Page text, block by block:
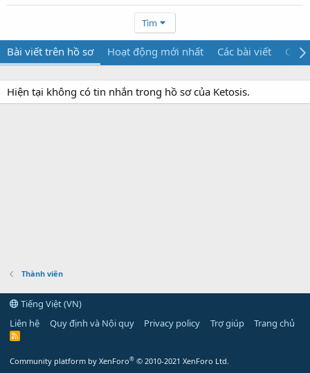
Tìm
Bài viết trên hồ sơ Hoạt động mới nhất Các bài viết Giới
Hiện tại không có tin nhắn trong hồ sơ của Ketosis.
Thành viên
Tiếng Việt (VN)
Liên hệ
Quy định và Nội quy Privacy policy Trợ giúp Trang chủ
R
Community platform by XenForo® © 2010-2021 XenForo Ltd.